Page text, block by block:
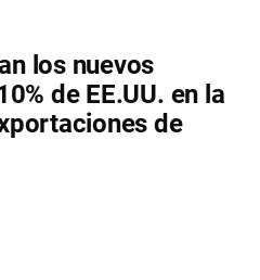
los nuevos
de EE.UU. en la
de